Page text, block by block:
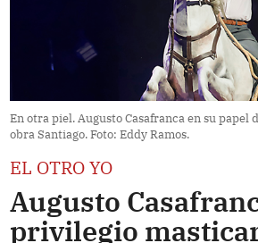
En otra piel. Augusto Casafranca en su papel
obra Santiago. Foto: Eddy Ramos.
EL OTRO YO
Augusto
privilegio